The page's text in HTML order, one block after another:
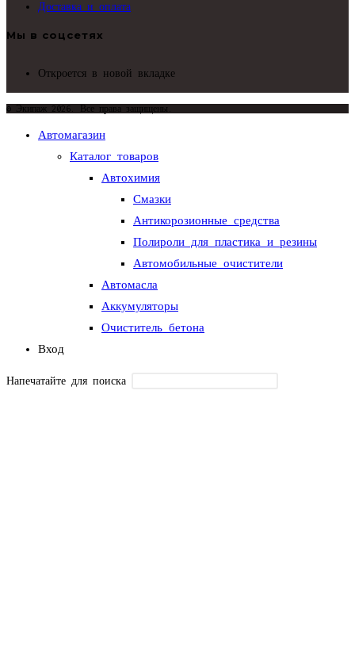
Доставка и оплата
Мы в соцсетях
Откроется в новой вкладке
© Экипаж 2026. Все права защищены.
Автомагазин
Каталог товаров
Автохимия
Смазки
Антикорозионные средства
Полироли для пластика и резины
Автомобильные очистители
Автомасла
Аккумуляторы
Очиститель бетона
Вход
Напечатайте для поиска